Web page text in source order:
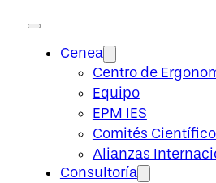
Cenea
Centro de
Equipo
EPM IES
Comités
Alianzas
Consultoría